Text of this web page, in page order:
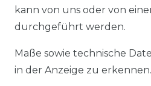
kann von uns oder von
durchgeführt werden.
Maße sowie technische
in der Anzeige zu erkennen.